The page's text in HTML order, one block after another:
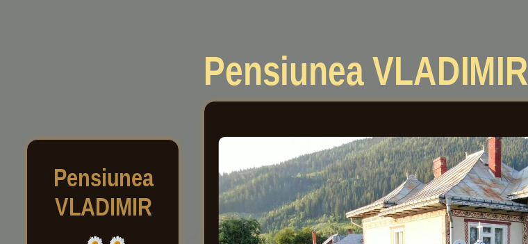
PensiuneaVLADIMIR
Pensiunea
VLADIMIR